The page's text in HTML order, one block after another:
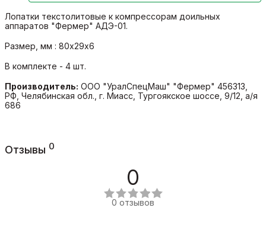
Лопатки текстолитовые к компрессорам доильных
аппаратов "Фермер" АДЭ-01.
Размер, мм : 80х29х6
В комплекте - 4 шт.
Производитель: ООО "УралСпецМаш" "Фермер" 456313,
РФ, Челябинская обл., г. Миасс, Тургоякское шоссе, 9/12, а/я
686
Отзывы 0
0
0 отзывов